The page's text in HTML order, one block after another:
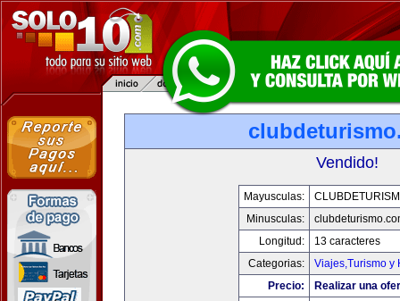
Vendido!
Mayusculas:
Minusculas:
Longitud:
13 caracteres
Categorias:
Viajes,Turismo y
Precio:
Realizar una